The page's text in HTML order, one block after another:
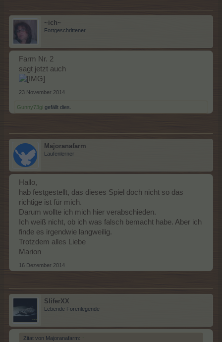
~ich~
Fortgeschrittener
Farm Nr. 2
sagt jetzt auch
23 November 2014
Gunny73gi gefällt dies.
Majoranafarm
Laufenlerner
Hallo,
hab festgestellt, das dieses Spiel doch nicht so das
richtige ist für mich.
Darum wollte ich mich hier verabschieden.
Ich weiß nicht, ob ich was falsch bemacht habe. Aber ich
finde es irgendwie langweilig.
Trotzdem alles Liebe
Marion
16 Dezember 2014
SliferXX
Lebende Forenlegende
Zitat von Majoranafarm: ↑